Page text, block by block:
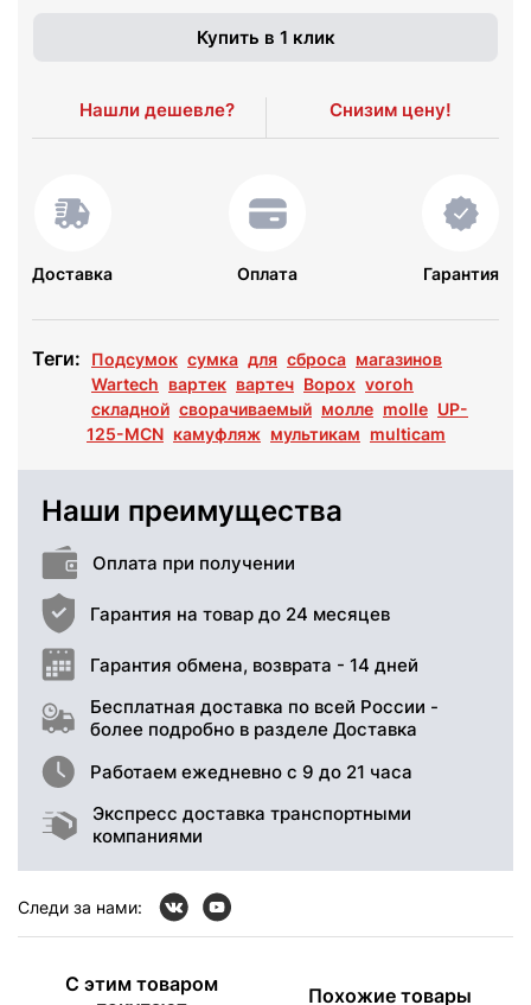
Купить в 1 клик
Нашли дешевле? Снизим цену!
Доставка Оплата Гарантия
Теги: Подсумок сумка для сброса магазинов
Wartech вартек вартеч Ворох voroh
складной сворачиваемый молле molle UP-
125-MCN камуфляж мультикам multicam
Наши преимущества
Оплата при получении
Гарантия на товар до 24 месяцев
Гарантия обмена, возврата - 14 дней
Бесплатная доставка по всей России -
более подробно в разделе Доставка
Работаем ежедневно с 9 до 21 часа
Экспресс доставка транспортными
компаниями
Следи за нами:
С этим товаром
Похожие товары